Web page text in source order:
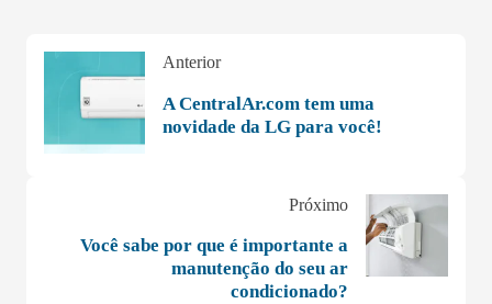
Anterior
A CentralAr.com tem uma
novidade da LG para você!
Próximo
Você sabe por que é importante a
manutenção do seu ar
condicionado?